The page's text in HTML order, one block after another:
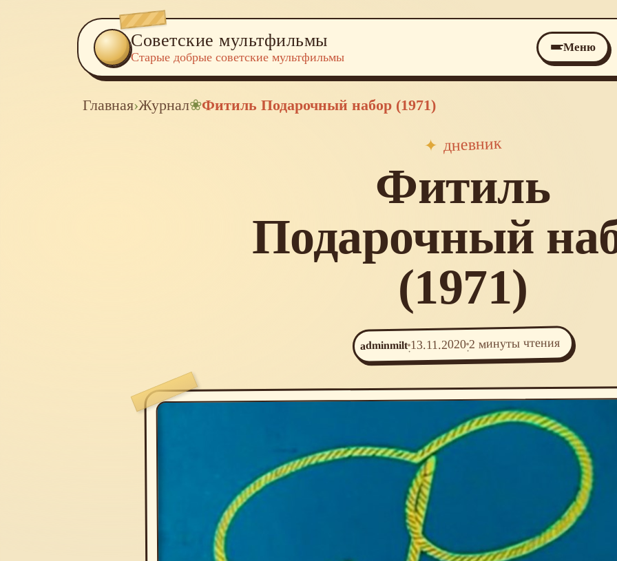
Советские мультфильмы
Старые добрые советские мультфильмы
Меню
Главная›Журнал❀Фитиль Подарочный набор (1971)
✦ дневник
Фитиль
Подарочный
(1971)
adminmilt
·
13.11.2020·
2 минуты чтения